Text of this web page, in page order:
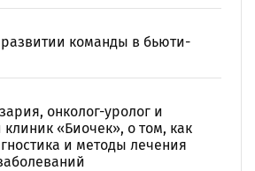
команды в бьюти-
онколог-уролог и
клиник «Биочек», о том, как
и методы лечения